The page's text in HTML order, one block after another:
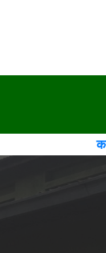
कालीमाटी